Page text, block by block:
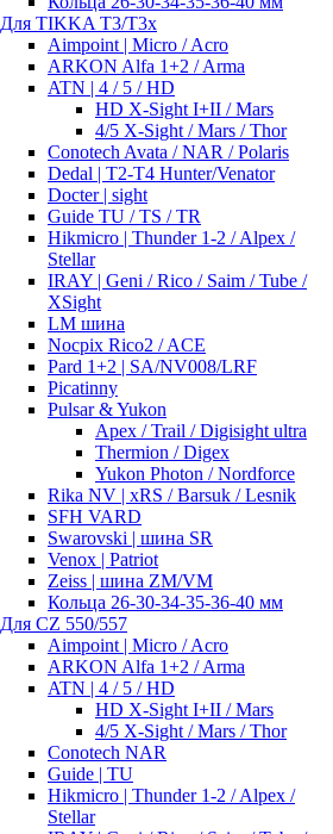
Для TIKKA T3/T3x
Aimpoint | Micro / Acro
ARKON Alfa 1+2 / Arma
ATN | 4 / 5 / HD
HD X-Sight I+II / Mars
4/5 X-Sight / Mars / Thor
Conotech Avata / NAR / Polaris
Dedal | T2-T4 Hunter/Venator
Docter | sight
Guide TU / TS / TR
Hikmicro | Thunder 1-2 / Alpex /
Stellar
IRAY | Geni / Rico / Saim / Tube /
XSight
LM шина
Nocpix Rico2 / ACE
Pard 1+2 | SA/NV008/LRF
Picatinny
Pulsar & Yukon
Apex / Trail / Digisight ultra
Thermion / Digex
Yukon Photon / Nordforce
Rika NV | xRS / Barsuk / Lesnik
SFH VARD
Swarovski | шина SR
Venox | Patriot
Zeiss | шина ZM/VM
Кольца 26-30-34-35-36-40 мм
Для CZ 550/557
Aimpoint | Micro / Acro
ARKON Alfa 1+2 / Arma
ATN | 4 / 5 / HD
HD X-Sight I+II / Mars
4/5 X-Sight / Mars / Thor
Conotech NAR
Guide | TU
Hikmicro | Thunder 1-2 / Alpex /
Stellar